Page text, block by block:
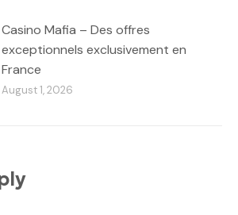
Casino Mafia – Des offres
exceptionnels exclusivement en
France
August 1, 2026